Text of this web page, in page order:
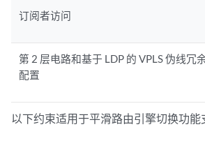
订阅者访问
第 2 层电路和基于 LDP 的 VPLS 伪线冗
配置
以下约束适用于平滑路由引擎切换功能